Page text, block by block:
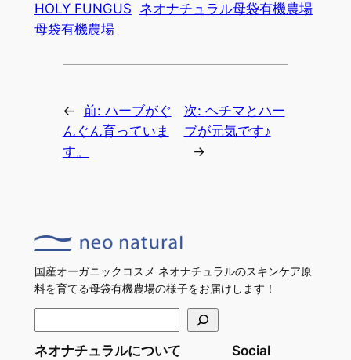
HOLY FUNGUS ネオナチュラル母袋有機農場
母袋有機農場
← 前: ハーブがぐ
んぐん育っていま
す。
次: ヘチマとハー
ブが元気です♪
→
国産オーガニックコスメ ネオナチュラルのスキンケア原
料を育てる母袋有機農場の様子をお届けします！
ネオナチュラルについて Social